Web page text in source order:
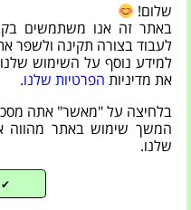
שלום!
לעבוד בצורה תקינה ולשפר
למידע נוסף על השימוש שלנו
את מדיניות הפרטיות שלנו.
בלחיצה על "מאשר" אתה
המשך שימוש באתר מהווה
שלנו.
✔